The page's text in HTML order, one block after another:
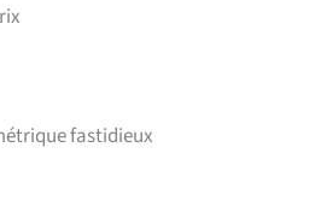
fastidieux